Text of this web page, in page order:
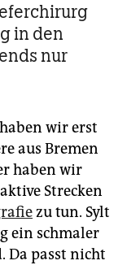
in den
nur
wir erst
aus Bremen
haben wir
Strecken
zu tun. Sylt
ein schmaler
Da passt nicht